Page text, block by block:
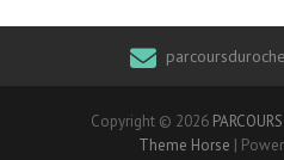
Copyright © 2026
Theme Horse |